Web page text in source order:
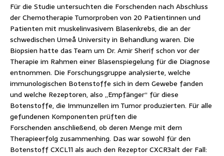
Für die Studie untersuchten die Forschenden nach Abschluss
der Chemotherapie Tumorproben von 20 Patientinnen und
Patienten mit muskelinvasivem Blasenkrebs, die an der
schwedischen Umeå University in Behandlung waren. Die
Biopsien hatte das Team um Dr. Amir Sherif schon vor der
Therapie im Rahmen einer Blasenspiegelung für die Diagnose
entnommen. Die Forschungsgruppe analysierte, welche
immunologischen Botenstoffe sich in dem Gewebe fanden
und welche Rezeptoren, also „Empfänger“ für diese
Botenstoffe, die Immunzellen im Tumor produzierten. Für alle
gefundenen Komponenten prüften die
Forschenden anschließend, ob deren Menge mit dem
Therapieerfolg zusammenhing. Das war sowohl für den
Botenstoff CXCL11 als auch den Rezeptor CXCR3alt der Fall: